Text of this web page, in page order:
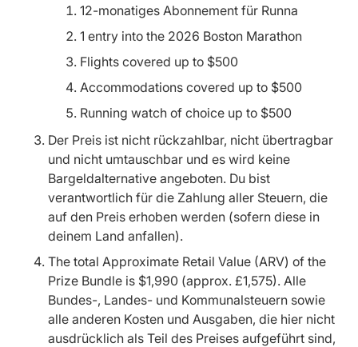
12-monatiges Abonnement für Runna
1 entry into the 2026 Boston Marathon
Flights covered up to $500
Accommodations covered up to $500
Running watch of choice up to $500
Der Preis ist nicht rückzahlbar, nicht übertragbar
und nicht umtauschbar und es wird keine
Bargeldalternative angeboten. Du bist
verantwortlich für die Zahlung aller Steuern, die
auf den Preis erhoben werden (sofern diese in
deinem Land anfallen).
The total Approximate Retail Value (ARV) of the
Prize Bundle is $1,990 (approx. £1,575). Alle
Bundes-, Landes- und Kommunalsteuern sowie
alle anderen Kosten und Ausgaben, die hier nicht
ausdrücklich als Teil des Preises aufgeführt sind,